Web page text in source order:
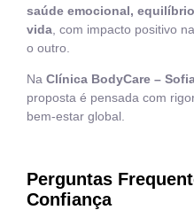
saúde emocional,
vida , com impacto positivo
o outro.
Na Clínica BodyCare –
proposta é pensada com
bem-estar global.
Perguntas
Confiança